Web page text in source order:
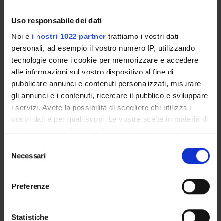
Uso responsabile dei dati
Noi e i nostri 1022 partner trattiamo i vostri dati
personali, ad esempio il vostro numero IP, utilizzando
tecnologie come i cookie per memorizzare e accedere
alle informazioni sul vostro dispositivo al fine di
pubblicare annunci e contenuti personalizzati, misurare
gli annunci e i contenuti, ricercare il pubblico e sviluppare
i servizi. Avete la possibilità di scegliere chi utilizza i
vostri dati e per quali scopi. Le vostre scelte in materia di
privacy sono applicabili solo su questa proprietà digitale
modificare o revocare il proprio consenso in qualsiasi
momento dalla Dichiarazione sui cookie o facendo clic
raccogliere informazioni sulla tua posizione
delNecessari
Preferenze
Statistiche
ORGANIZZAZIONE
GOVERNANCE
COMMISSIONI
UFFICI E STRUTTURE DI SERVIZIO
SERVIZI DI SEGRETERIA STUDENTI
CENTRI
LABORATORI